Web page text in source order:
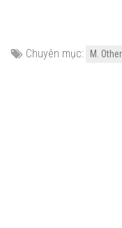
Chuyên mục: M.